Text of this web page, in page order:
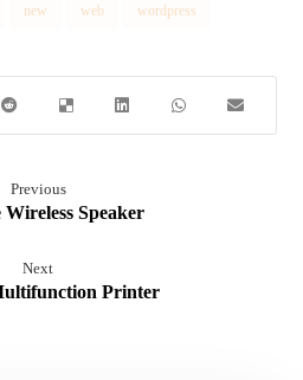
new web wordpress
Previous
Speaker
Next
Printer